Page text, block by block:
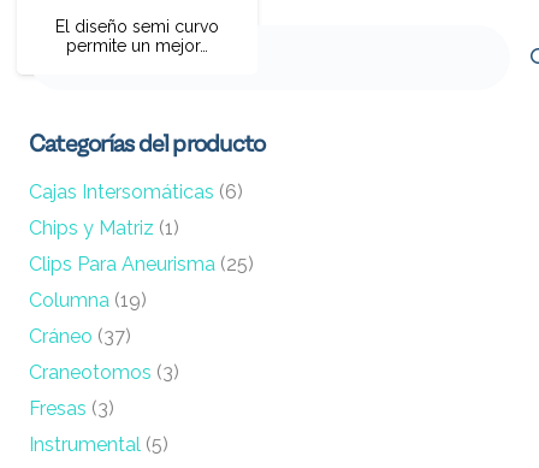
El diseño semi curvo
permite un mejor…
Buscar
por:
Categorías del producto
Cajas Intersomáticas (6)
Chips y Matriz (1)
Clips Para Aneurisma (25)
Columna (19)
Cráneo (37)
Craneotomos (3)
Fresas (3)
Instrumental (5)